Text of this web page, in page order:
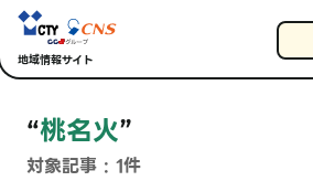
地域情報サイト
“桃名火”
対象記事 : 1件